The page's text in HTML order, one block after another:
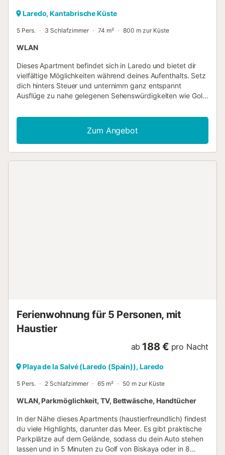
Laredo, Kantabrische Küste
5 Pers. 3 Schlafzimmer 74 m² 800 m zur Küste
WLAN
Dieses Apartment befindet sich in Laredo und bietet dir
vielfältige Möglichkeiten während deines Aufenthalts. Setz
dich hinters Steuer und unternimm ganz entspannt
Ausflüge zu nahe gelegenen Sehenswürdigkeiten wie Golf
Autominuten). In der Küche gibt es einen Ofen, eine
Herdplatte und einen Kühlschrank sowie eine
Kaffeemaschine, eine Mikrowelle und einen Toaster. Zu
den weiteren Annehmlichkeiten dieses Feriendomizils
Zum Angebot
Ferienwohnung für 5 Personen, mit
Haustier
ab 188 € pro Nacht
Playa de la Salvé (Laredo (Spain)), Laredo
5 Pers. 2 Schlafzimmer 65 m² 50 m zur Küste
WLAN, Parkmöglichkeit, TV, Bettwäsche, Handtücher
In der Nähe dieses Apartments (haustierfreundlich) findest
du viele Highlights, darunter das Meer. Es gibt praktische
Parkplätze auf dem Gelände, sodass du dein Auto stehen
lassen und in 5 Minuten zu Golf von Biskaya oder in 8